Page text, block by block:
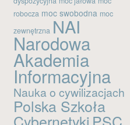
robocza moc swobodna moc
zewnętrzna NAI
Narodowa
Akademia
Informacyjna
Nauka o cywilizacjach
Polska Szkoła
Cybernetyki PSC